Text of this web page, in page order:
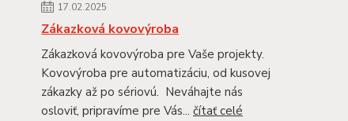
17.02.2025
Zákazková kovovýroba
Zákazková kovovýroba pre Vaše projekty.
Kovovýroba pre automatizáciu, od kusovej
zákazky až po sériovú. Neváhajte nás
osloviť, pripravíme pre Vás... čítať celé